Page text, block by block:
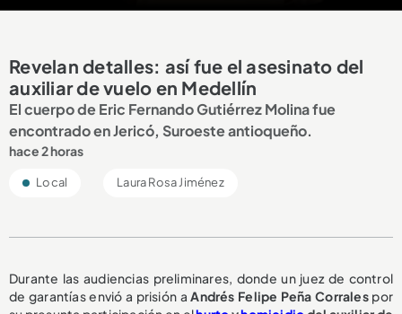
Revelan detalles: así fue el asesinato del
auxiliar de vuelo en Medellín
El cuerpo de Eric Fernando Gutiérrez Molina fue
encontrado en Jericó, Suroeste antioqueño.
hace 2 horas
Local Laura Rosa Jiménez
Durante las audiencias preliminares, donde un juez de control
de garantías envió a prisión aAndrés Felipe Peña Corralespor